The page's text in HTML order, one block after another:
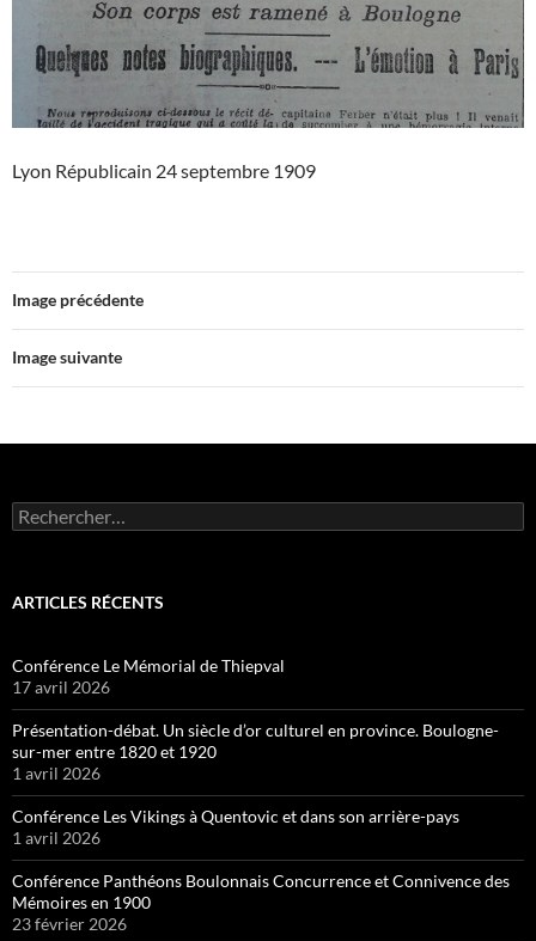
Lyon Républicain 24 septembre 1909
Image précédente
Image suivante
Rechercher :
ARTICLES RÉCENTS
Conférence Le Mémorial de Thiepval
17 avril 2026
Présentation-débat. Un siècle d’or culturel en province. Boulogne-
sur-mer entre 1820 et 1920
1 avril 2026
Conférence Les Vikings à Quentovic et dans son arrière-pays
1 avril 2026
Conférence Panthéons Boulonnais Concurrence et Connivence des
Mémoires en 1900
23 février 2026